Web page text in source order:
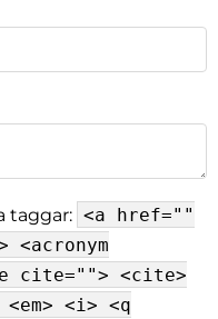
taggar: <a href=""
cite=""> <cite>
<i> <q